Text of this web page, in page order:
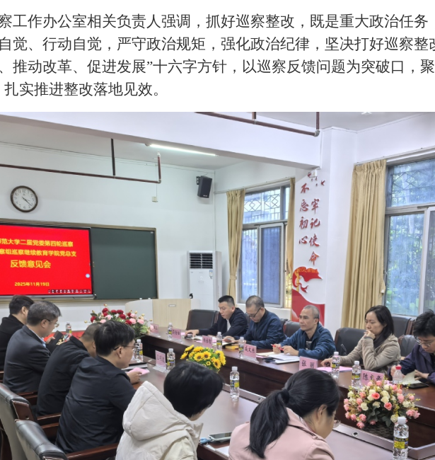
工作办公室相关负责人强调，抓好巡察整改，既是重大政治任
觉、行动自觉，严守政治规矩，强化政治纪律，坚决打好巡察
推动改革、促进发展”十六字方针，以巡察反馈问题为突破口，
实推进整改落地见效。